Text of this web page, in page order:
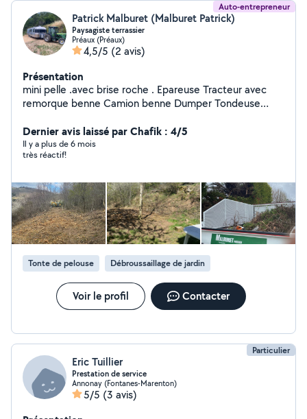
Auto-entrepreneur
Patrick Malburet (Malburet Patrick)
Paysagiste terrassier
Préaux (Préaux)
4,5/5 (2 avis)
Présentation
mini pelle .avec brise roche . Epareuse Tracteur avec
remorque benne Camion benne Dumper Tondeuse
Caces. Engin de chantier Autorisation de creuser en
présence de réseau Elagage , création de chemin
piétonnier.transport de terre . Débroussaille, tonte de
SERVICE A LA PERSONNE pour le crédit d'impôt Auto -
entreprise siret: 40388975100059
Dernier avis laissé par Chafik : 4/5
Il y a plus de 6 mois
très réactif!
Tonte de pelouse Débroussaillage de jardin
Voir le profil Contacter
Particulier
Eric Tuillier
Prestation de service
Annonay (Fontanes-Marenton)
5/5 (3 avis)